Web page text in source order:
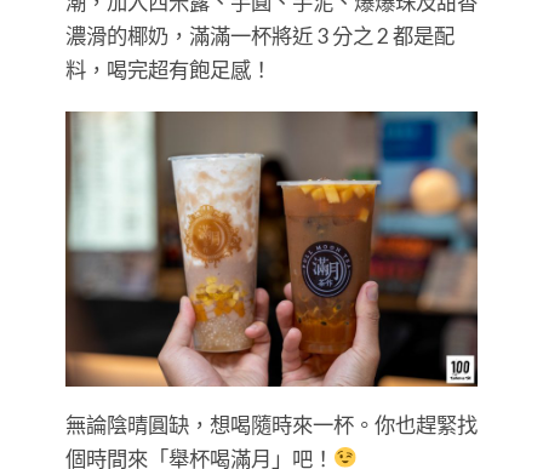
濃滑的椰奶，滿滿一杯將近 3 分之 2 都是配
料，喝完超有飽足感！
無論陰晴圓缺，想喝隨時來一杯。你也趕緊找
個時間來「舉杯喝滿月」吧！